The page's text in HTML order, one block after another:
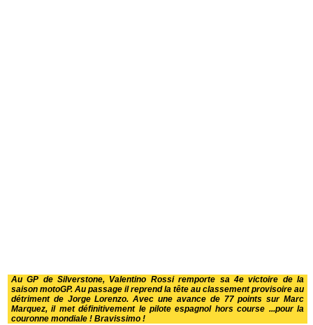
Au GP de Silverstone, Valentino Rossi remporte sa 4e victoire de la
saison motoGP. Au passage il reprend la tête au classement provisoire au
détriment de Jorge Lorenzo. Avec une avance de 77 points sur Marc
Marquez, il met définitivement le pilote espagnol hors course ...pour la
couronne mondiale ! Bravissimo !